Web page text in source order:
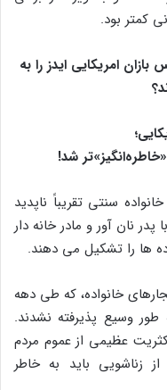
کمتر بود.
شد!
خانواده سنتی تقریباً ناپدید
نان‌ آور و مادر خانه‌ دار
ها را تشکیل می‌ دهند.
خانواده، که طی دهه
دیگر به طور وسیع پذیرفته نشدند.
عظیمی از عموم مردم
زناشویی باید به خاطر